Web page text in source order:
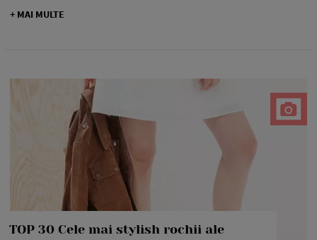
+ MAI MULTE
TOP 30 Cele mai stylish rochii ale